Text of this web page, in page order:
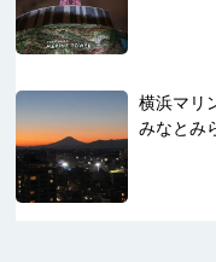
横浜マリ
みなとみ